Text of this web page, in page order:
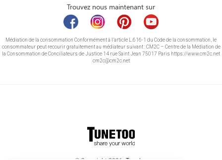
Trouvez nous maintenant sur
Médiation de la consommation Conformément à l’article L.616-1 du Code de la consommation, le
consommateur peut recourir gratuitement au médiateur suivant : CM2C – Centre de la Médiation de
la Consommation de Conciliateurs de Justice 14 rue Saint Jean 75017 Paris https://www.cm2c.net
cm2c@cm2c.net